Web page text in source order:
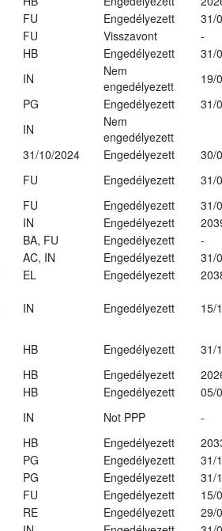
FU Engedélyezett
31/
FU Visszavont
-
HB Engedélyezett
31/
IN
Nem
engedélyezett
19/
PG Engedélyezett
31/
IN
Nem
engedélyezett
31/10/2024 Engedélyezett
30/
FU Engedélyezett
31/
FU Engedélyezett
31/
IN Engedélyezett
BA, FU Engedélyezett
-
AC, IN Engedélyezett
31/
EL Engedélyezett
IN Engedélyezett 15/
HB Engedélyezett
31/
HB Engedélyezett
HB Engedélyezett
05/
IN Not PPP
-
HB Engedélyezett
PG Engedélyezett
31/
PG Engedélyezett
31/
FU Engedélyezett
15/
RE Engedélyezett
29/